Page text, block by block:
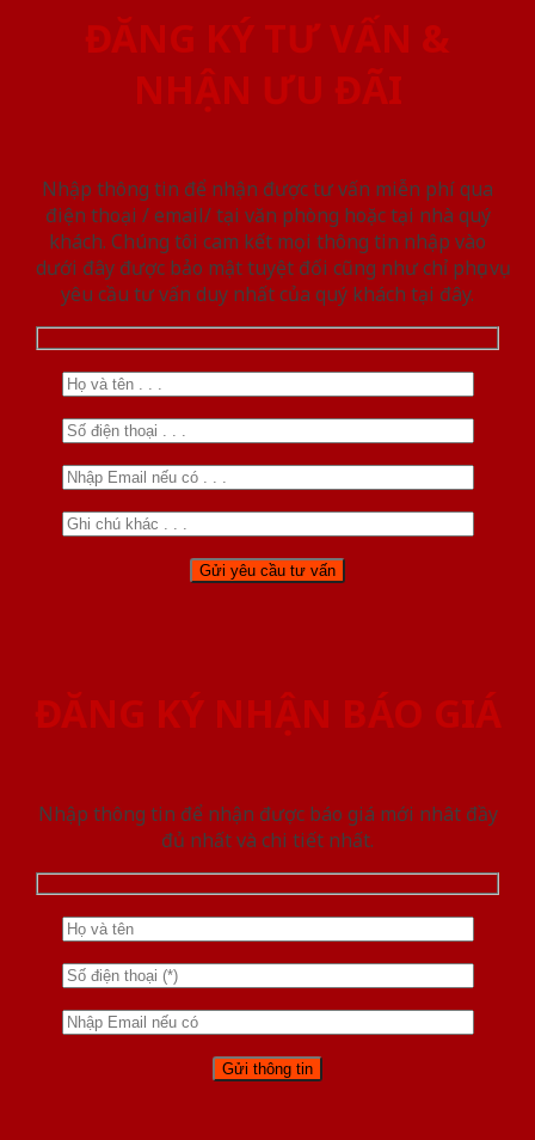
ĐĂNG KÝ TƯ VẤN &
NHẬN ƯU ĐÃI
Nhập thông tin để nhận được tư vấn miễn phí qua
điện thoại / email/ tại văn phòng hoặc tại nhà quý
khách. Chúng tôi cam kết mọi thông tin nhập vào
dưới đây được bảo mật tuyệt đối cũng như chỉ phục vụ
yêu cầu tư vấn duy nhất của quý khách tại đây.
ĐĂNG KÝ NHẬN BÁO GIÁ
Nhập thông tin để nhận được báo giá mới nhât đầy
đủ nhất và chi tiết nhất.